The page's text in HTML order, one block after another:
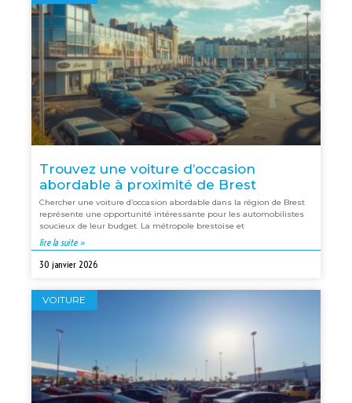
Trouvez une voiture d’occasion
abordable à proximité de Brest
Chercher une voiture d’occasion abordable dans la région de Brest
représente une opportunité intéressante pour les automobilistes
soucieux de leur budget. La métropole brestoise et
lire la suite »
30 janvier 2026
VOITURE